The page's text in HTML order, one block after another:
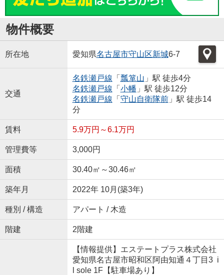
物件概要
所在地 愛知県名古屋市守山区新城6-7
交通
名鉄瀬戸線 「 瓢箪山 」駅 徒歩4分
名鉄瀬戸線 「 小幡 」駅 徒歩12分
名鉄瀬戸線 「 守山自衛隊前」駅 徒歩14
分
賃料 5.9万円～6.1万円
管理費等 3,000円
面積 30.40㎡～30.46㎡
築年月 2022年 10月(築3年)
種別 / 構造 アパート / 木造
階建 2階建
【情報提供】エステートプラス株式会社
愛知県名古屋市昭和区阿由知通４丁目3 i
l sole 1F【駐車場あり】